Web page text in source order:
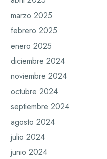
marzo 2025
febrero 2025
enero 2025
diciembre 2024
noviembre 2024
octubre 2024
septiembre 2024
agosto 2024
julio 2024
junio 2024